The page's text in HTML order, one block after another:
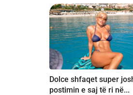
Dolce shfaqet super
postimin e saj të ri në...